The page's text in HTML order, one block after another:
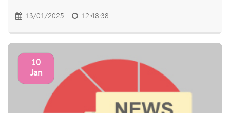
13/01/2025 12:48:38
10
Jan